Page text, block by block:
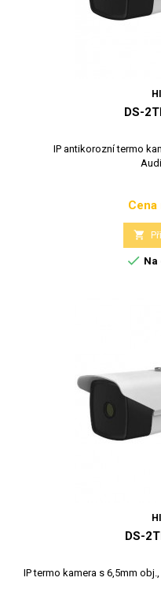
DS-
IP antikorozní termo
Cena

 Na
DS-
IP termo kamera s 6,5mm obj.,